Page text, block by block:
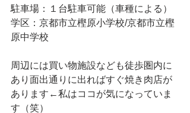
駐車場：１台駐車可能（車種による）
学区：京都市立樫原小学校/京都市立樫
原中学校
周辺には買い物施設なども徒歩圏内に
あり面出通りに出ればすぐ焼き肉店が
あります←私はココが気になっていま
す（笑）